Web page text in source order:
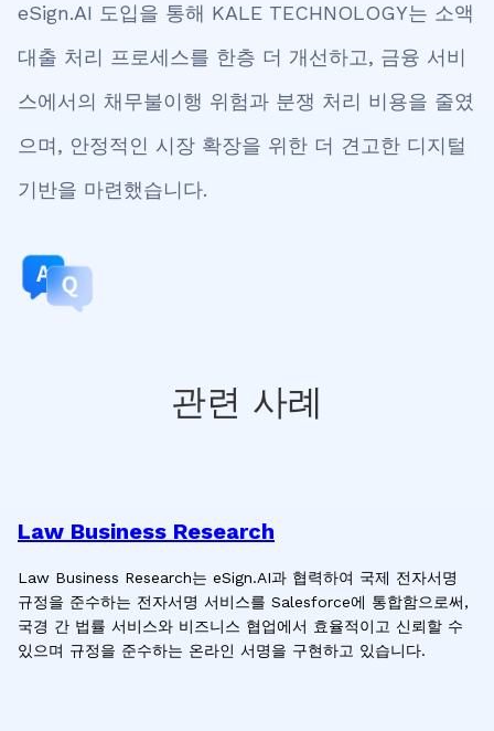
eSign.AI 도입을 통해 KALE TECHNOLOGY는 소액
대출 처리 프로세스를 한층 더 개선하고, 금융 서비
스에서의 채무불이행 위험과 분쟁 처리 비용을 줄였
으며, 안정적인 시장 확장을 위한 더 견고한 디지털
기반을 마련했습니다.
관련 사례
Law Business Research
Law Business Research는 eSign.AI과 협력하여 국제 전자서명
규정을 준수하는 전자서명 서비스를 Salesforce에 통합함으로써,
국경 간 법률 서비스와 비즈니스 협업에서 효율적이고 신뢰할 수
있으며 규정을 준수하는 온라인 서명을 구현하고 있습니다.